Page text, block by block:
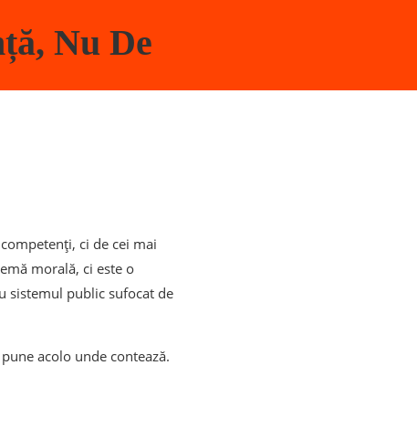
Nu De
ci de cei mai
morală, ci este o
sistemul public sufocat de
acolo unde contează.